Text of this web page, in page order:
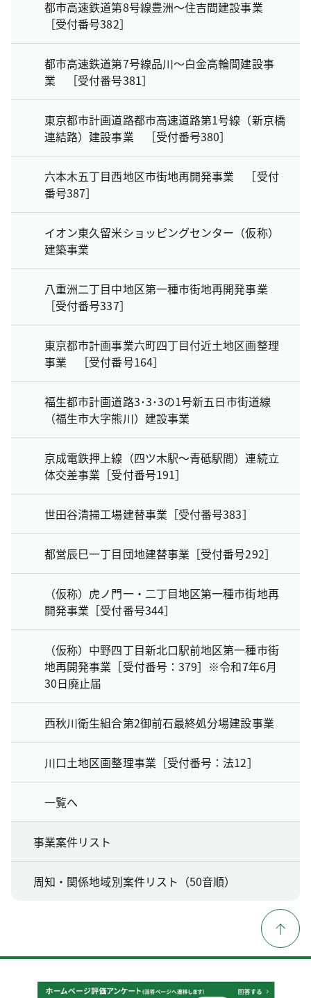
都市高速鉄道第8号線豊洲～住吉間建設事業
［受付番号382］
都市高速鉄道第7号線品川～白金高輪間建設事
業 ［受付番号381］
東京都市計画道路都市高速道路第1号線（新京橋
連結路）建設事業 ［受付番号380］
六本木五丁目西地区市街地再開発事業 ［受付
番号387］
イオン東久留米ショッピングセンター（仮称）
建築事業
八重洲二丁目中地区第一種市街地再開発事業
［受付番号337］
東京都市計画事業六町四丁目付近土地区画整理
事業 ［受付番号164］
福生都市計画道路3･3･3の1号新五日市街道線
（福生市大字熊川）建設事業
京成電鉄押上線（四ツ木駅～青砥駅間）連続立
体交差事業［受付番号191］
世田谷清掃工場建替事業［受付番号383］
都営辰巳一丁目団地建替事業［受付番号292］
（仮称）虎ノ門一・二丁目地区第一種市街地再
開発事業［受付番号344］
（仮称）中野四丁目新北口駅前地区第一種市街
地再開発事業［受付番号：379］※令和7年6月
30日廃止届
西秋川衛生組合第2御前石最終処分場建設事業
川口土地区画整理事業［受付番号：法12］
一覧へ
事業案件リスト
周知・関係地域別案件リスト（50音順）